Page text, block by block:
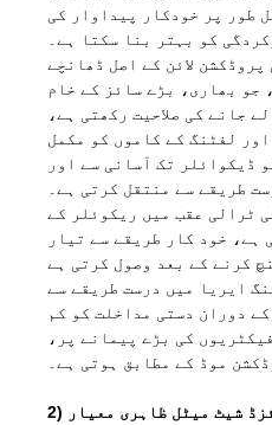
طور پر خودکار پیداوار کی
کو بہتر بنا سکتا ہے۔
لائن کے اصل ڈھانچے
جو بھاری، بڑے سائز کے خام
جانے کی صلاحیت رکھتی ہے،
لفٹنگ کے کاموں کو مکمل
ڈیکوائلر تک آسانی سے اور
طریقے سے منتقل کرتی ہے۔
ٹرالی عقب میں ریکوئلر کے
ہے، خود کار طریقے سے تیار
کرنے کے بعد وصول کرتی ہے
ایریا میں درست طریقے سے
دوران دستی مداخلت کو کم
کی بڑے پیمانے پر،
موڈ کے مطابق ہوتی ہے۔
شیٹ میٹل ظاہری معیار